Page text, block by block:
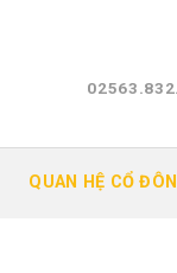
QUAN HỆ CỔ